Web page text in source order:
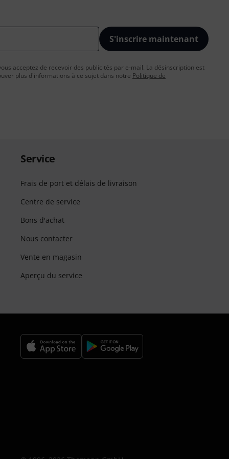
S'inscrire maintenant
acceptez de recevoir des publicités par e-mail. La désinscription est
plus d'informations à ce sujet dans notre Politique de
Service
Frais de port et délais de livraison
Centre de service
Bons d'achat
Nous contacter
Vente en magasin
Aperçu du service